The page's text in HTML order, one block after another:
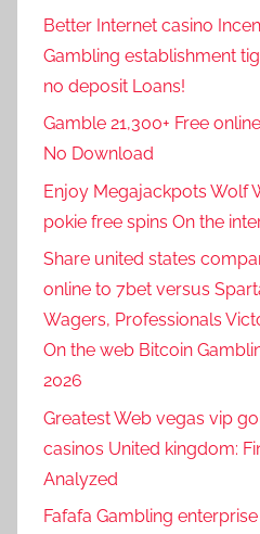
Better Internet casino
Gambling establishment
no deposit Loans!
Gamble 21,300+ Free
No Download
Enjoy Megajackpots Wolf
pokie free spins On the
Share united states
online to 7bet versus
Wagers, Professionals
On the web Bitcoin
2026
Greatest Web vegas vip
casinos United kingdom:
Analyzed
Fafafa Gambling